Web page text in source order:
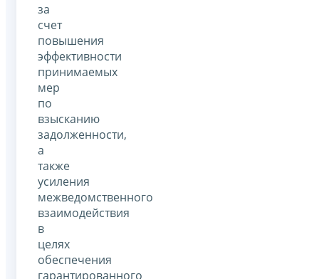
за
счет
повышения
эффективности
принимаемых
мер
по
взысканию
задолженности,
а
также
усиления
межведомственного
взаимодействия
в
целях
обеспечения
гарантированного